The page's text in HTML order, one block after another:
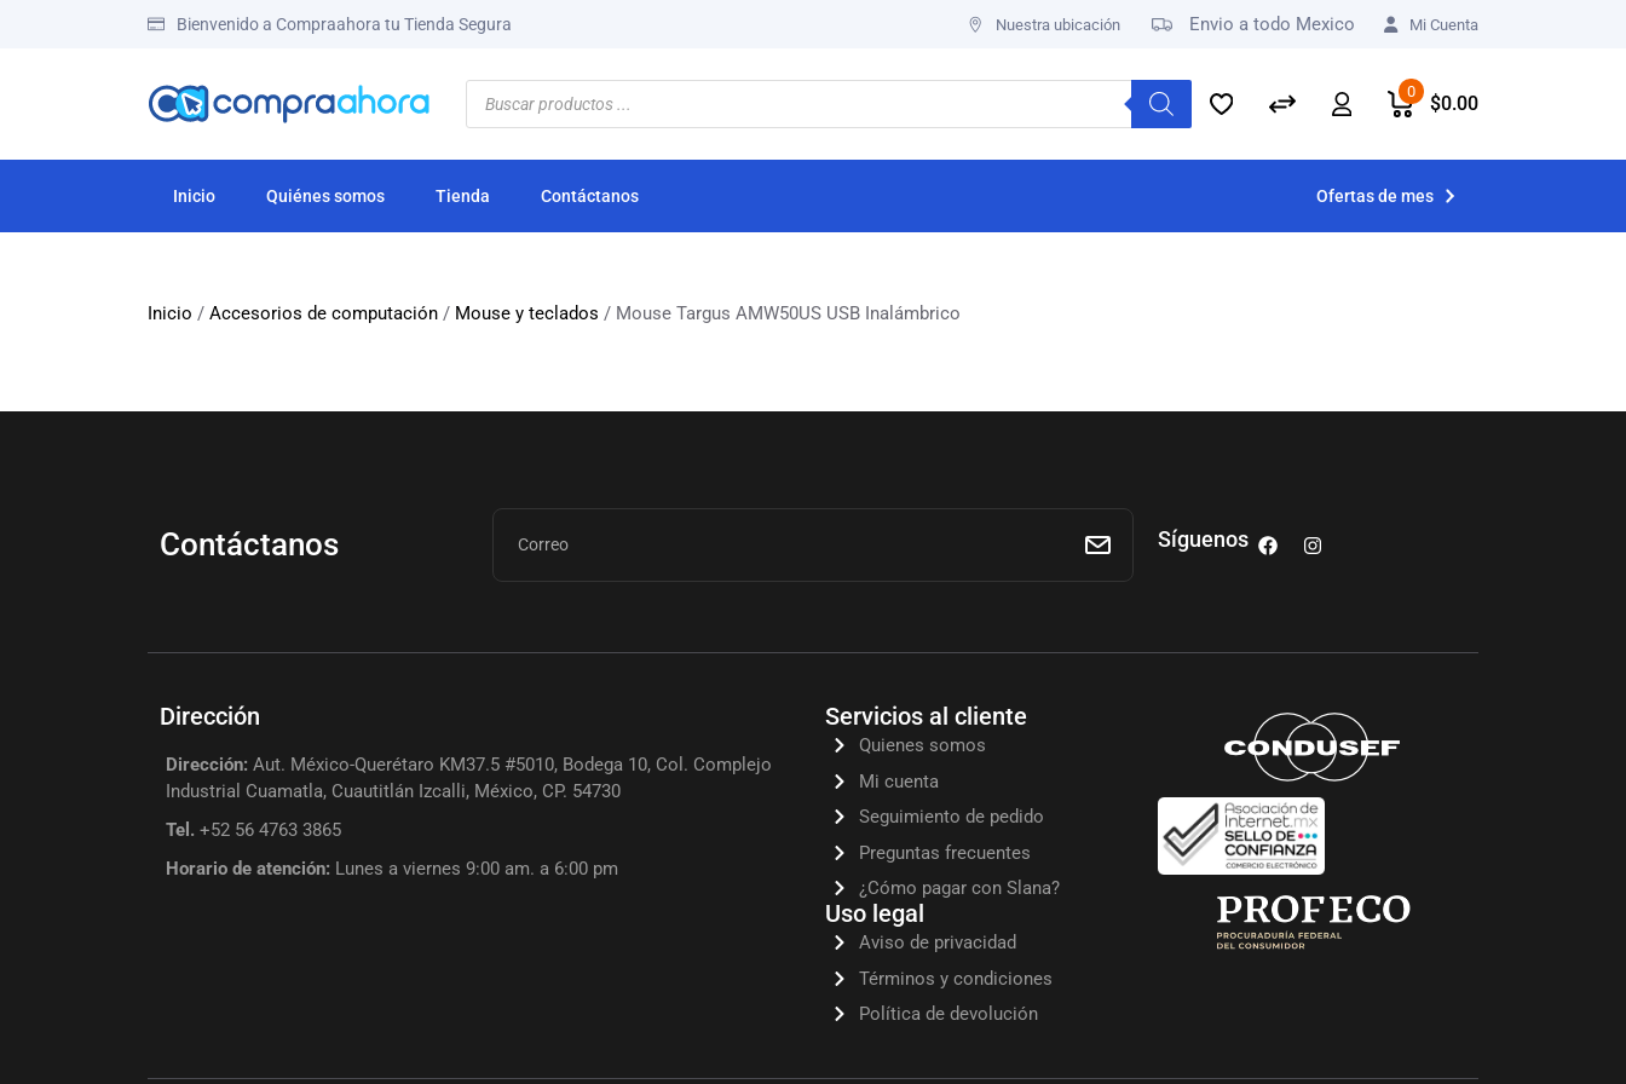
Bienvenido a Compraahora tu Tienda Segura Nuestra ubicación Envio a todo Mexico Mi Cuenta
0
$0.00
Inicio Quiénes somos Tienda Contáctanos Ofertas de mes
Inicio / Accesorios de computación / Mouse y teclados / Mouse Targus AMW50US USB Inalámbrico
Contáctanos Síguenos
Dirección
Dirección: Aut. México-Querétaro KM37.5 #5010, Bodega 10, Col. Complejo
Industrial Cuamatla, Cuautitlán Izcalli, México, CP. 54730
Tel. +52 56 4763 3865
Horario de atención: Lunes a viernes 9:00 am. a 6:00 pm
Servicios al cliente
Quienes somos
Mi cuenta
Seguimiento de pedido
Preguntas frecuentes
¿Cómo pagar con Slana?
Uso legal
Aviso de privacidad
Términos y condiciones
Política de devolución